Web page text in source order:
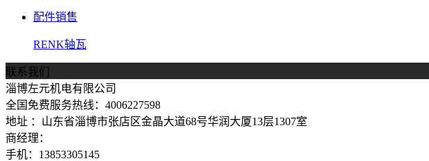
配件销售
RENK轴瓦
联系我们
淄博左元机电有限公司
全国免费服务热线：4006227598
地址 ：山东省淄博市张店区金晶大道68号华润大厦13层1307室
商经理：
手机：13853305145